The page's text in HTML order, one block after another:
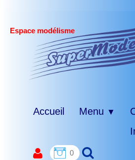
Espace modélisme
Accueil Menu ▼
0